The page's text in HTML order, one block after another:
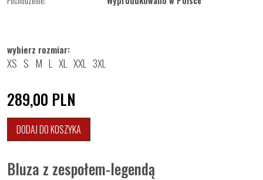
wybierz rozmiar:
XS S M L XL XXL 3XL
289,00 PLN
DODAJ DO KOSZYKA
Bluza z zespołem-legendą